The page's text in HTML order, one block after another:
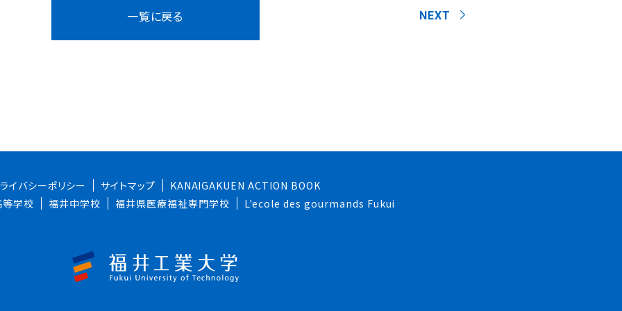
一覧に戻る NEXT
イバシーポリシー サイトマップ
KANAIGAKUEN ACTION BOOK
学校 福井中学校 福井県医療福祉専門学校 L'ecole des gourmands Fukui